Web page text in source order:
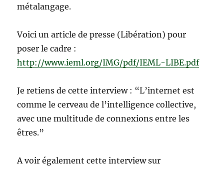
métalangage.
Voici un article de presse (Libération) pour
poser le cadre :
http://www.ieml.org/IMG/pdf/IEML-LIBE.pdf
Je retiens de cette interview : “L’internet est
comme le cerveau de l’intelligence collective,
avec une multitude de connexions entre les
êtres.”
A voir également cette interview sur